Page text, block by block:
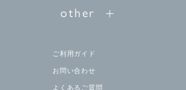
other
ご利用ガイド
お問い合わせ
よくあるご質問